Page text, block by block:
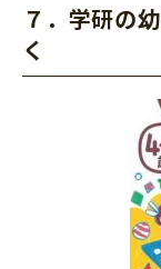
７． 学研の
く